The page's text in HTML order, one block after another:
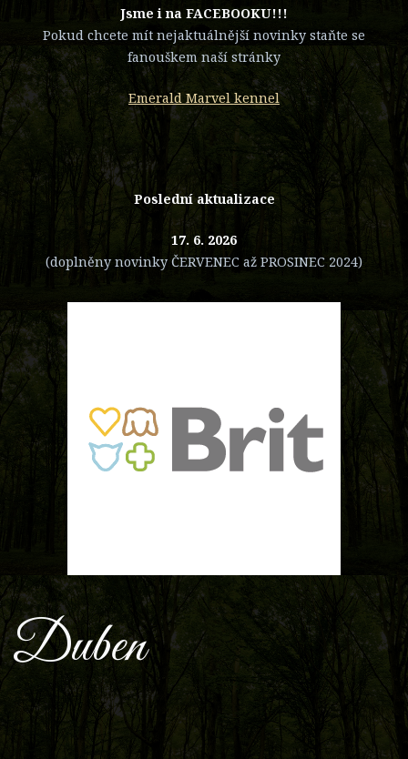
​Jsme i na FACEBOOKU!!!
Pokud chcete mít nejaktuálnější novinky staňte se
fanouškem naší stránky
Emerald Marvel kennel
Poslední aktualizace
17. 6. 2026
(doplněny novinky ČERVENEC až PROSINEC 2024)
Duben